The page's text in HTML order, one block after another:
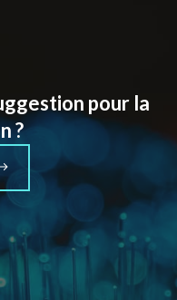
pour la
?